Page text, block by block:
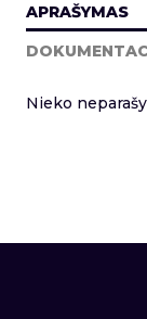
APRAŠYMAS
Nieko